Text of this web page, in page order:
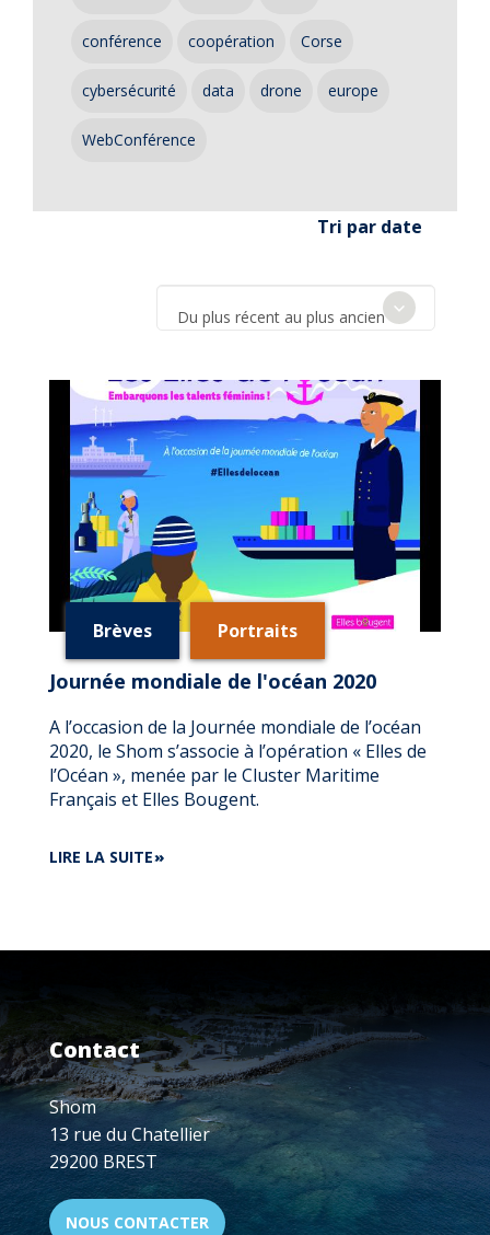
conférence coopération Corse
cybersécurité data drone europe
WebConférence
Tri par date
Du plus récent au plus ancien
Brèves Portraits
Journée mondiale de l'océan 2020
A l’occasion de la Journée mondiale de l’océan
2020, le Shom s’associe à l’opération « Elles de
l’Océan », menée par le Cluster Maritime
Français et Elles Bougent.
LIRE LA SUITEDE
Contact
Shom
13 rue du Chatellier
29200 BREST
NOUS CONTACTER